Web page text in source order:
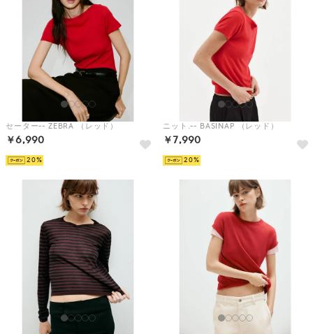
セーター-- ZEBRA （レッド）
￥6,990
20
ニット.-- BASINAP （レッド）
￥7,990
20